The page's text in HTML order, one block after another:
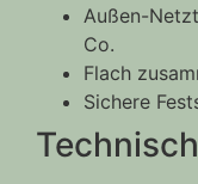
Außen-
Co.
Flach
Sichere